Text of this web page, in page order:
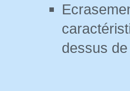
dessus